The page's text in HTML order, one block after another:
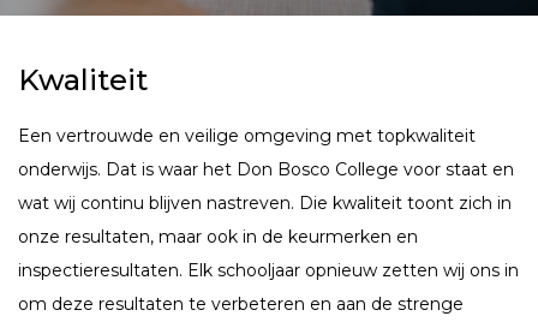
Kwaliteit
Een vertrouwde en veilige omgeving met topkwaliteit
onderwijs. Dat is waar het Don Bosco College voor staat en
wat wij continu blijven nastreven. Die kwaliteit toont zich in
onze resultaten, maar ook in de keurmerken en
inspectieresultaten. Elk schooljaar opnieuw zetten wij ons in
om deze resultaten te verbeteren en aan de strenge